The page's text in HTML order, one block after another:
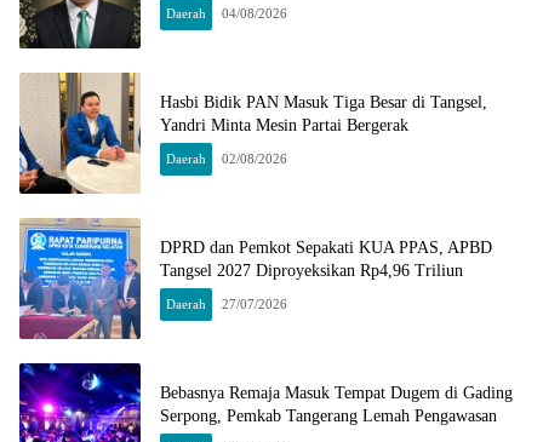
Daerah 04/08/2026
Hasbi Bidik PAN Masuk Tiga Besar di Tangsel,
Yandri Minta Mesin Partai Bergerak
Daerah 02/08/2026
DPRD dan Pemkot Sepakati KUA PPAS, APBD
Tangsel 2027 Diproyeksikan Rp4,96 Triliun
Daerah 27/07/2026
Bebasnya Remaja Masuk Tempat Dugem di Gading
Serpong, Pemkab Tangerang Lemah Pengawasan